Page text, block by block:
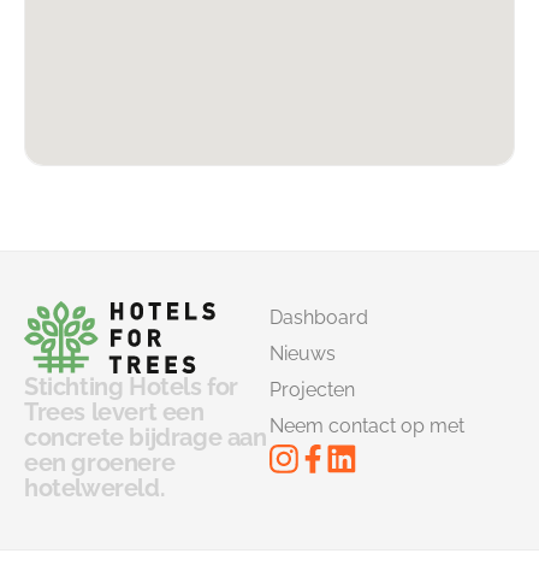
Stichting Hotels for
Trees levert een
concrete bijdrage aan
een groenere
hotelwereld.
Dashboard
Nieuws
Projecten
Neem contact op met